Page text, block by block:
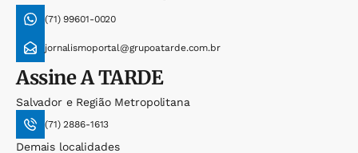
(71) 99601-0020
jornalismoportal@grupoatarde.com.br
AssineA TARDE
Salvador e Região Metropolitana
(71) 2886-1613
Demais localidades